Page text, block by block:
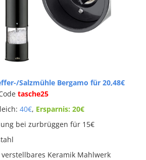
Salzmühle Bergamo für 20,48€
tasche25
40€, Ersparnis: 20€
bei zurbrüggen für 15€
Keramik Mahlwerk